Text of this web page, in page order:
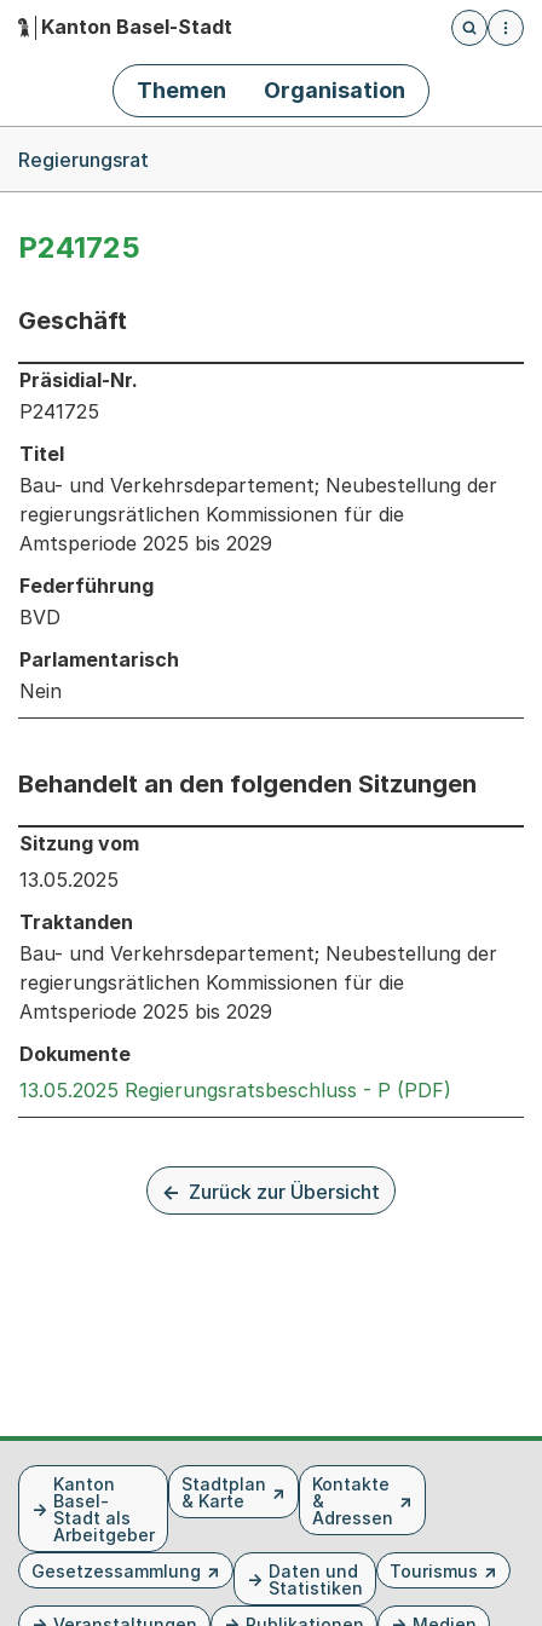
Hauptnavigation
Kanton Basel-Stadt
Öffnet
Themen Organisation
Regierungsrat
P241725
Geschäft
Informationen zum Ausgewählten Geschäft
Präsidial-Nr.
P241725
Titel
Bau- und Verkehrsdepartement; Neubestellung der
regierungsrätlichen Kommissionen für die
Amtsperiode 2025 bis 2029
Federführung
BVD
Parlamentarisch
Nein
Behandelt an den folgenden Sitzungen
Behandelt an den folgenden Sitzungen: Informationen
Sitzung vom
13.05.2025
Traktanden
Bau- und Verkehrsdepartement; Neubestellung der
regierungsrätlichen Kommissionen für die
Amtsperiode 2025 bis 2029
Dokumente
13.05.2025 Regierungsratsbeschluss - P (PDF)
Zurück zur Übersicht
FusszeileKanton
Basel-
Stadt als
Arbeitgeber
Stadtplan
& Karte
Kontakte
&
Adressen
Gesetzessammlung
Daten und
Statistiken
Tourismus